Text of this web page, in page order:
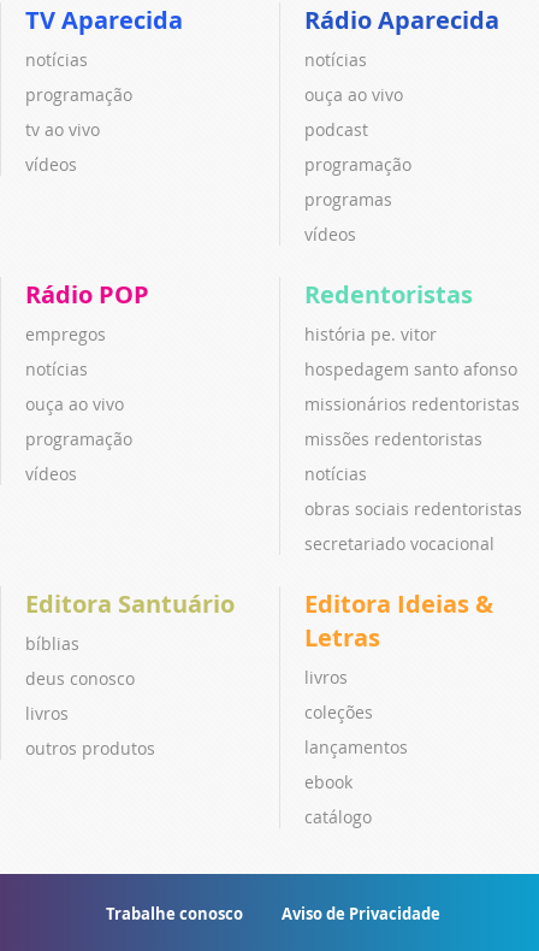
TV Aparecida
notícias
programação
tv ao vivo
vídeos
Rádio Aparecida
notícias
ouça ao vivo
podcast
programação
programas
vídeos
Rádio POP
empregos
notícias
ouça ao vivo
programação
vídeos
Redentoristas
história pe. vitor
hospedagem santo afonso
missionários redentoristas
missões redentoristas
notícias
obras sociais redentoristas
secretariado vocacional
Editora Santuário
bíblias
deus conosco
livros
outros produtos
Editora Ideias &
Letras
livros
coleções
lançamentos
ebook
catálogo
Trabalhe conosco Aviso de Privacidade